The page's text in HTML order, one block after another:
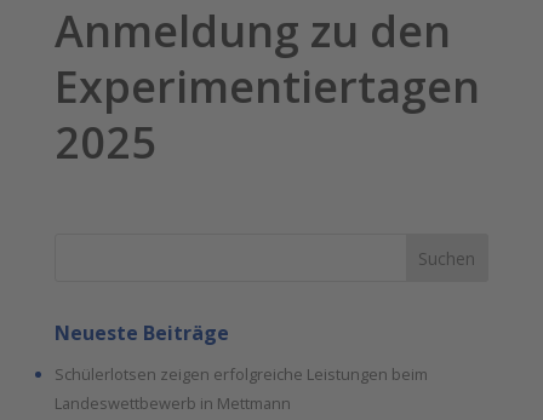
Anmeldung zu den
Experimentiertagen
2025
Suchen
Neueste Beiträge
Schülerlotsen zeigen erfolgreiche Leistungen beim
Landeswettbewerb in Mettmann